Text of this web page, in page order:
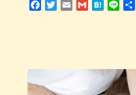
Facebook
TwitterEmail Gmail Hatena
Line